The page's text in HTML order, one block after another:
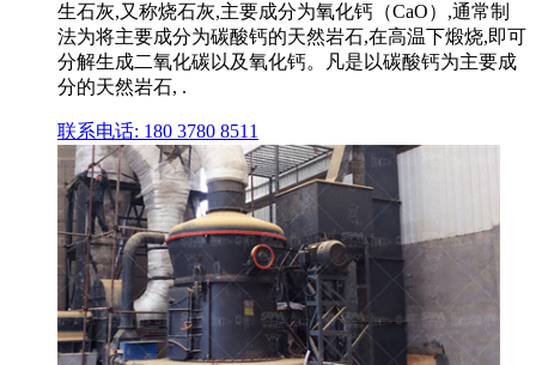
生石灰,又称烧石灰,主要成分为氧化钙（CaO）,通常制
法为将主要成分为碳酸钙的天然岩石,在高温下煅烧,即可
分解生成二氧化碳以及氧化钙。凡是以碳酸钙为主要成
分的天然岩石, .
联系电话: 180 3780 8511